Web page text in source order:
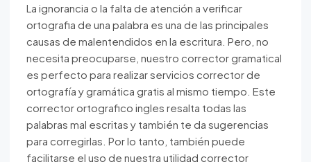
La ignorancia o la falta de atención a verificar
ortografia de una palabra es una de las principales
causas de malentendidos en la escritura. Pero, no
necesita preocuparse, nuestro corrector gramatical
es perfecto para realizar servicios corrector de
ortografía y gramática gratis al mismo tiempo. Este
corrector ortografico ingles resalta todas las
palabras mal escritas y también te da sugerencias
para corregirlas. Por lo tanto, también puede
facilitarse el uso de nuestra utilidad corrector